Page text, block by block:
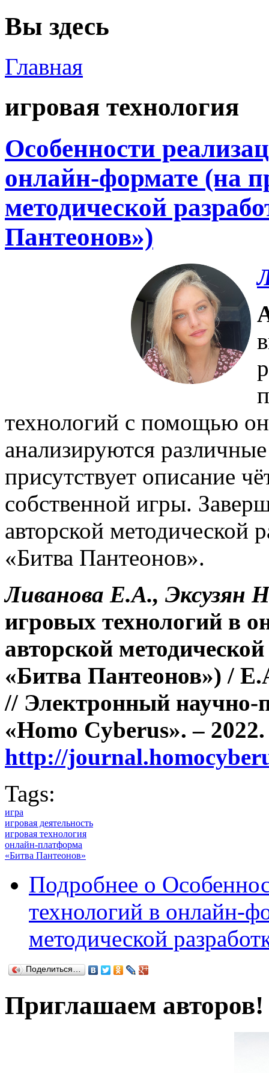
Вы здесь
Главная
игровая технология
Особенности
онлайн-формате (на
методической
Пантеонов»)
технологий с помощью
анализируются
присутствует описание
собственной игры.
авторской методической
«Битва Пантеонов».
Ливанова Е.А., Эксузян
игровых технологий в
авторской
«Битва Пантеонов») / Е.
// Электронный научно-
«Homo Cyberus». –
http://
Tags:
игра
игровая деятельность
игровая технология
онлайн-платформа
«Битва Пантеонов»
Подробнее о
технологий в онлайн-
методической
Поделиться…
Приглашаем авторов!